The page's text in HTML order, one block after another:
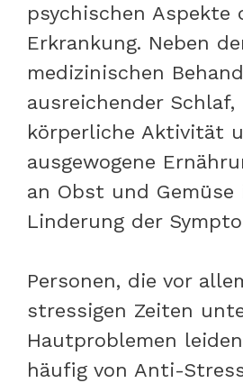
psychischen Aspekte
Erkrankung. Neben
medizinischen
ausreichender Schlaf,
körperliche Aktivität
ausgewogene
an Obst und Gemüse
Linderung der
Personen, die vor
stressigen Zeiten
Hautproblemen
häufig von Anti-